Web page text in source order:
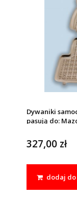
Dywaniki
pasują do:
327,00 zł
dodaj do